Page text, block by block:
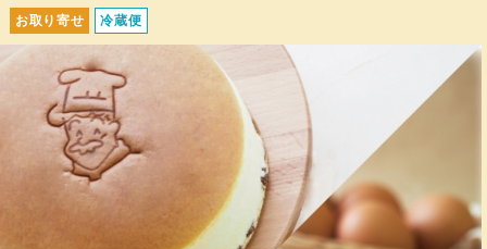
お取り寄せ 冷蔵便